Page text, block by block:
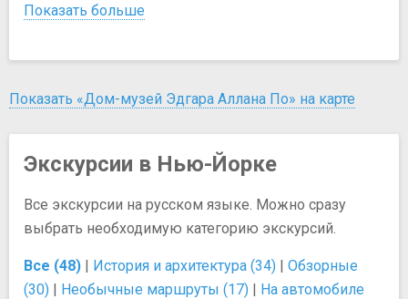
Показать больше
Показать «Дом-музей Эдгара Аллана По» на карте
Экскурсии в Нью-Йорке
Все экскурсии на русском языке. Можно сразу
выбрать необходимую категорию экскурсий.
Все (48) | История и архитектура (34) | Обзорные
(30) | Необычные маршруты (17) | На автомобиле